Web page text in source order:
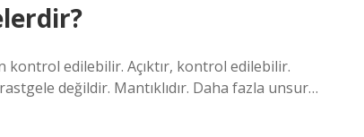
edilebilir. Açıktır, kontrol edilebilir.
değildir. Mantıklıdır. Daha fazla unsur…